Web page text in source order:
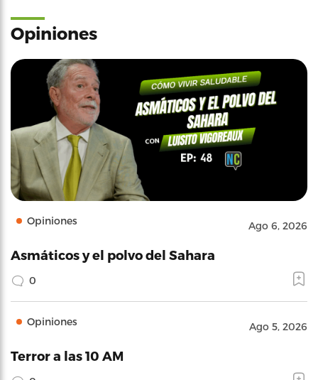
Opiniones
Opiniones Ago 6, 2026
Asmáticos y el polvo del Sahara
0
Opiniones Ago 5, 2026
Terror a las 10 AM